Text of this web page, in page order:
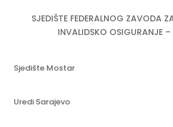
SJEDIŠTE FEDERALNOG ZAVODA
INVALIDSKO OSIGURANJE
Sjedište Mostar
Uredi Sarajevo